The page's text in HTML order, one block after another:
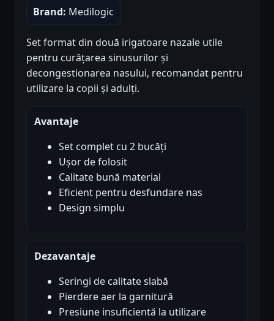
Brand: Medilogic
Set format din două irigatoare nazale utile
pentru curățarea sinusurilor și
decongestionarea nasului, recomandat pentru
utilizare la copii și adulți.
Avantaje
Set complet cu 2 bucăți
Ușor de folosit
Calitate bună material
Eficient pentru desfundare nas
Design simplu
Dezavantaje
Seringi de calitate slabă
Pierdere aer la garnitură
Presiune insuficientă la utilizare